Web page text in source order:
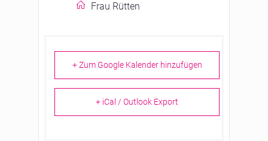
Frau Rütten
+ Zum Google Kalender hinzufügen
+ iCal / Outlook Export